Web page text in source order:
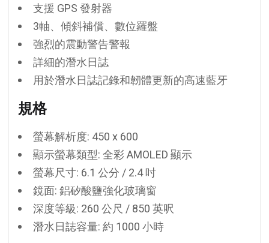
支援 GPS 發射器
3軸、傾斜補償、數位羅盤
強烈的震動警告警報
詳細的潛水日誌
用於潛水日誌記錄和韌體更新的高速藍牙
規格
螢幕解析度: 450 x 600
顯示螢幕類型: 全彩 AMOLED 顯示
螢幕尺寸: 6.1 公分 / 2.4 吋
鏡面: 鋁矽酸鹽強化玻璃窗
深度等級: 260 公尺 / 850 英呎
潛水日誌容量: 約 1000 小時